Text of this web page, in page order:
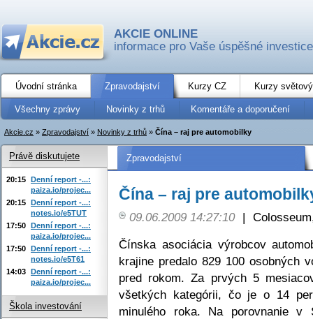
AKCIE ONLINE
informace pro Vaše úspěšné investice
Úvodní stránka Zpravodajství Kurzy CZ Kurzy
Všechny zprávy Novinky z trhů Komentáře a doporučení
Akcie.cz » Zpravodajství » Novinky z trhů » Čína – raj pre automobilky
Zpravodajství
Čína – raj pre
09.06.2009 14:27:10 |
Čínska asociácia výrobcov
krajine predalo 829 100 osobných
pred rokom. Za prvých 5
všetkých kategórii, čo je o 14
minulého roka. Na porovnanie v
Právě diskutujete
20:15 Denní report -...:
paiza.io/projec...
20:15 Denní report -...:
notes.io/e5TUT
17:50 Denní report -...:
paiza.io/projec...
17:50 Denní report -...:
notes.io/e5T61
14:03 Denní report -...:
paiza.io/projec...
Škola investování